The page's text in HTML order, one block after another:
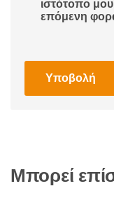
ιστότοπο
επόμενη
Μπορεί